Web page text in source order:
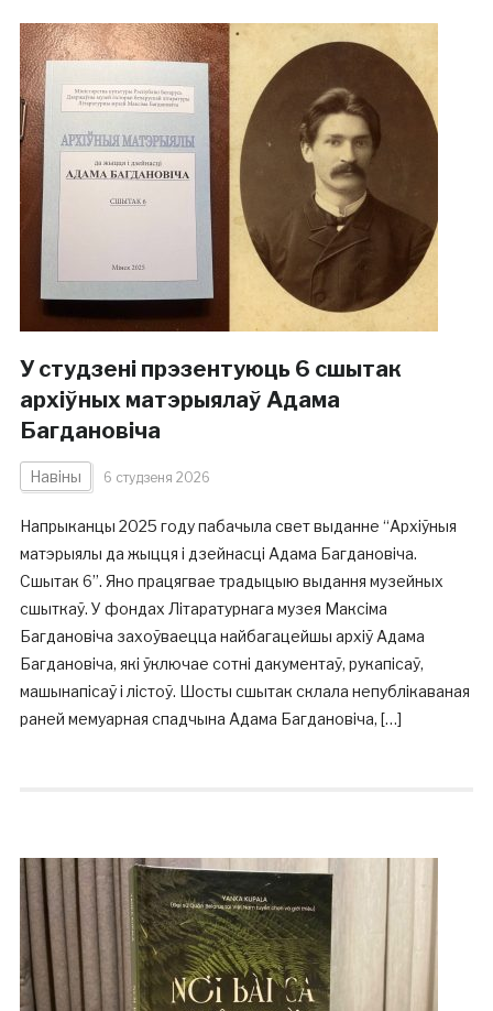
У студзені прэзентуюць 6 сшытак
архіўных матэрыялаў Адама
Багдановіча
Навіны 6 студзеня 2026
Напрыканцы 2025 году пабачыла свет выданне “Архіўныя
матэрыялы да жыцця і дзейнасці Адама Багдановіча.
Сшытак 6”. Яно працягвае традыцыю выдання музейных
сшыткаў. У фондах Літаратурнага музея Максіма
Багдановіча захоўваецца найбагацейшы архіў Адама
Багдановіча, які ўключае сотні дакументаў, рукапісаў,
машынапісаў і лістоў. Шосты сшытак склала непублікаваная
раней мемуарная спадчына Адама Багдановіча, […]